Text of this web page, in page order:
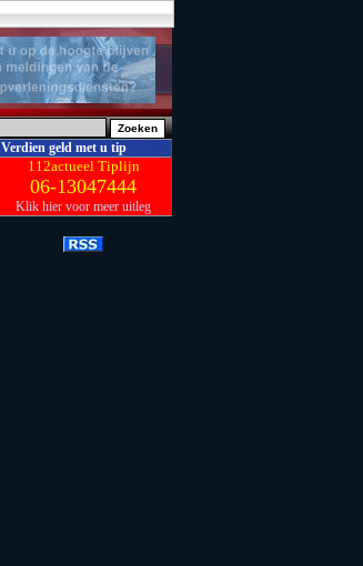
Verdien geld met u tip
112actueel Tiplijn
06-13047444
Klik hier voor meer uitleg